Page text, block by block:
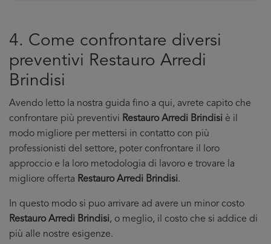
4. Come confrontare diversi
preventivi Restauro Arredi
Brindisi
Avendo letto la nostra guida fino a qui, avrete capito che
confrontare più preventivi Restauro Arredi Brindisi è il
modo migliore per mettersi in contatto con più
professionisti del settore, poter confrontare il loro
approccio e la loro metodologia di lavoro e trovare la
migliore offerta Restauro Arredi Brindisi.
In questo modo si puo arrivare ad avere un minor costo
Restauro Arredi Brindisi, o meglio, il costo che si addice di
più alle nostre esigenze.